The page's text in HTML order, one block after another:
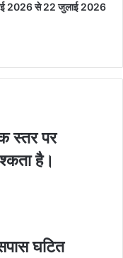
2026 से 22 जुलाई 2026
स्‍तर पर
है।
घटित